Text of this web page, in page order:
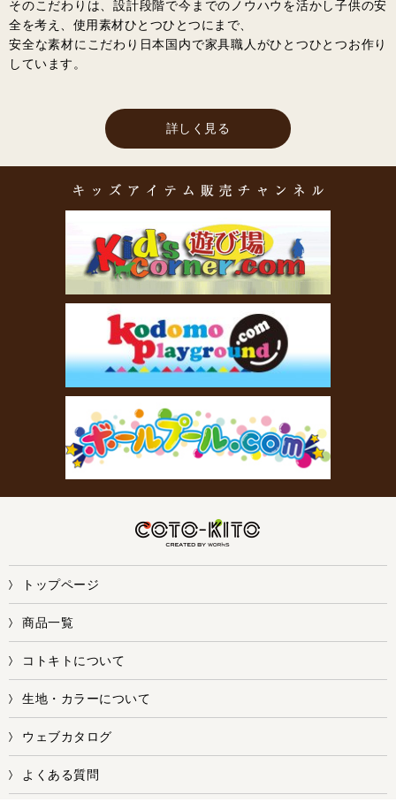
そのこだわりは、設計段階で今までのノウハウを活かし子供の安
全を考え、使用素材ひとつひとつにまで、
安全な素材にこだわり日本国内で家具職人がひとつひとつお作り
しています。
詳しく見る
トップページ
商品一覧
コトキトについて
生地・カラーについて
ウェブカタログ
よくある質問